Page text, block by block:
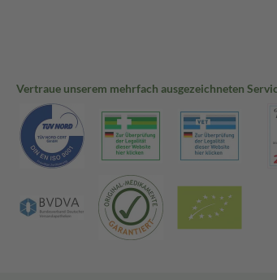
Vertraue unserem mehrfach ausgezeichneten